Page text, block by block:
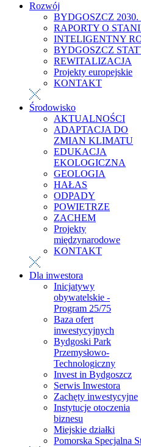
Rozwój
BYDGOSZCZ
RAPORTY O
INTELIGENTNY
BYDGOSZCZ
REWITALIZACJA
Projekty europejskie
KONTAKT
Środowisko
AKTUALNOŚCI
ADAPTACJA DO
ZMIAN KLIMATU
EDUKACJA
EKOLOGICZNA
GEOLOGIA
HAŁAS
ODPADY
POWIETRZE
ZACHEM
Projekty
międzynarodowe
KONTAKT
Dla inwestora
Inicjatywy
obywatelskie -
Program 25/75
Baza ofert
inwestycyjnych
Bydgoski Park
Przemysłowo-
Technologiczny
Invest in Bydgoszcz
Serwis Inwestora
Zachęty inwestycyjne
Instytucje otoczenia
biznesu
Miejskie działki
Pomorska Specjalna